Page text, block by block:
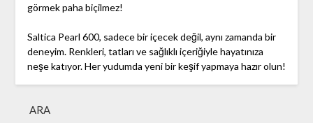
görmek paha biçilmez!
Saltica Pearl 600, sadece bir içecek değil, aynı zamanda bir
deneyim. Renkleri, tatları ve sağlıklı içeriğiyle hayatınıza
neşe katıyor. Her yudumda yeni bir keşif yapmaya hazır olun!
ARA